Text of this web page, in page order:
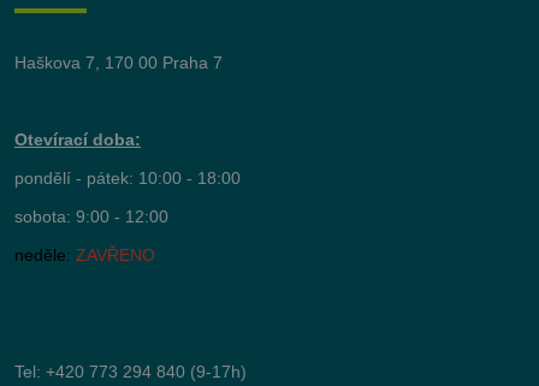
Haškova 7, 170 00 Praha 7
Otevírací doba:
pondělí - pátek: 10:00 - 18:00
sobota: 9:00 - 12:00
neděle: ZAVŘENO
Tel: +420 773 294 840 (9-17h)